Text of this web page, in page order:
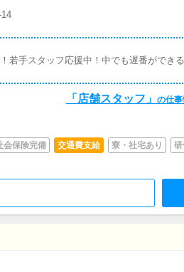
若手スタッフ応援中！中でも遅番ができ
「店舗スタッフ」 の仕
会保険完備 交通費支給 寮・社宅あり 研